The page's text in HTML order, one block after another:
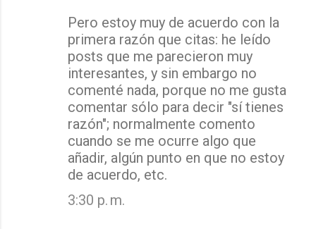
Pero estoy muy de acuerdo con la
primera razón que citas: he leído
posts que me parecieron muy
interesantes, y sin embargo no
comenté nada, porque no me gusta
comentar sólo para decir "sí tienes
razón"; normalmente comento
cuando se me ocurre algo que
añadir, algún punto en que no estoy
de acuerdo, etc.
3:30 p. m.